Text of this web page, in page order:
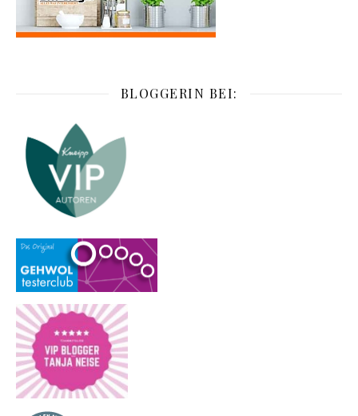
BLOGGERIN BEI: